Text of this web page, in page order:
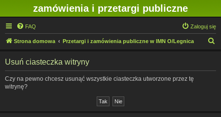
zamówienia i przetargi publiczne
FAQ Zaloguj się
Strona domowa Przetargi i zamówienia publiczne w IMN O/Legnica
Usuń ciasteczka witryny
Czy na pewno chcesz usunąć wszystkie ciasteczka utworzone przez tę
witrynę?